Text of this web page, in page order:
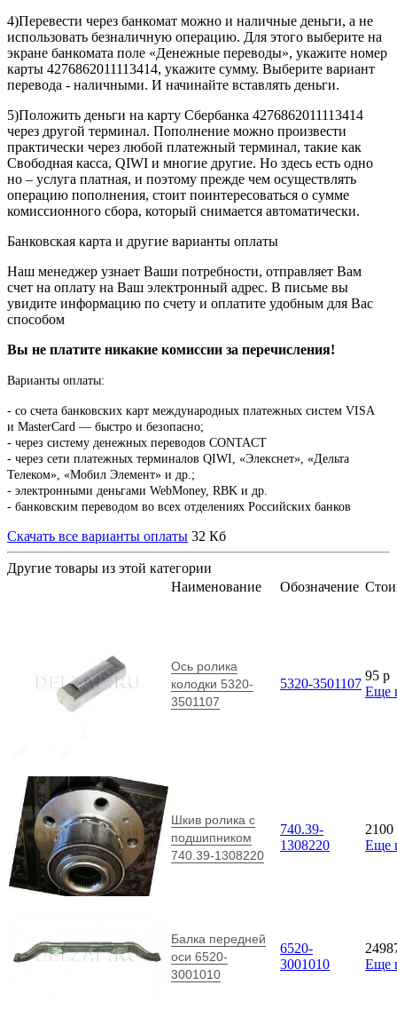
4)Перевести через банкомат можно и наличные деньги, а не
использовать безналичную операцию. Для этого выберите на
экране банкомата поле «Денежные переводы», укажите номер
карты 4276862011113414, укажите сумму. Выберите вариант
перевода - наличными. И начинайте вставлять деньги.
5)Положить деньги на карту Сбербанка 4276862011113414
через другой терминал. Пополнение можно произвести
практически через любой платежный терминал, такие как
Свободная касса, QIWI и многие другие. Но здесь есть одно
но – услуга платная, и поэтому прежде чем осуществлять
операцию пополнения, стоит поинтересоваться о сумме
комиссионного сбора, который снимается автоматически.
Банковская карта и другие варианты оплаты
Наш менеджер узнает Ваши потребности, отправляет Вам
счет на оплату на Ваш электронный адрес. В письме вы
увидите информацию по счету и оплатите удобным для Вас
способом
Вы не платите никакие комиссии за перечисления!
Варианты оплаты:
- со счета банковских карт международных платежных систем VISA
и MasterCard — быстро и безопасно;
- через систему денежных переводов CONTACT
- через сети платежных терминалов QIWI, «Элекснет», «Дельта
Телеком», «Мобил Элемент» и др.;
- электронными деньгами WebMoney, RBK и др.
- банковским переводом во всех отделениях Российских банков
Скачать все варианты оплаты 32 Кб
Другие товары из этой категории
Наименование
Обозначение
Ось ролика
колодки 5320-
3501107
5320-3501107
95 p
Еще
Шкив ролика с
подшипником
740.39-1308220
740.39-
1308220
2100
Еще
Балка передней
оси 6520-
3001010
6520-
3001010
Еще